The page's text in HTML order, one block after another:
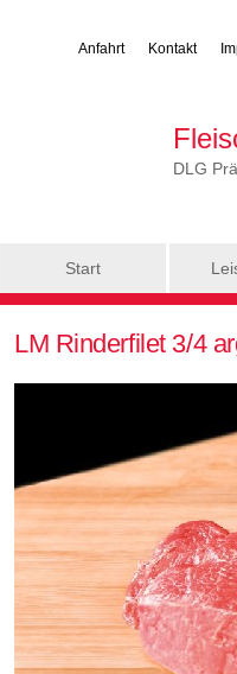
Anfahrt Kontakt
DLG
Start
LM Rinderfilet 3/4